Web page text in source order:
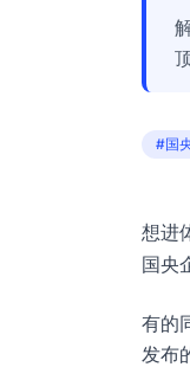
#国
想进
国央
有的
发布